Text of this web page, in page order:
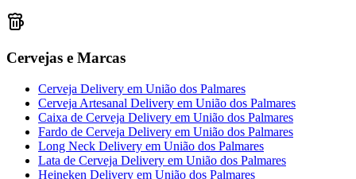
Cervejas e Marcas
Cerveja Delivery em União dos Palmares
Cerveja Artesanal Delivery em União dos Palmares
Caixa de Cerveja Delivery em União dos Palmares
Fardo de Cerveja Delivery em União dos Palmares
Long Neck Delivery em União dos Palmares
Lata de Cerveja Delivery em União dos Palmares
Heineken Delivery em União dos Palmares